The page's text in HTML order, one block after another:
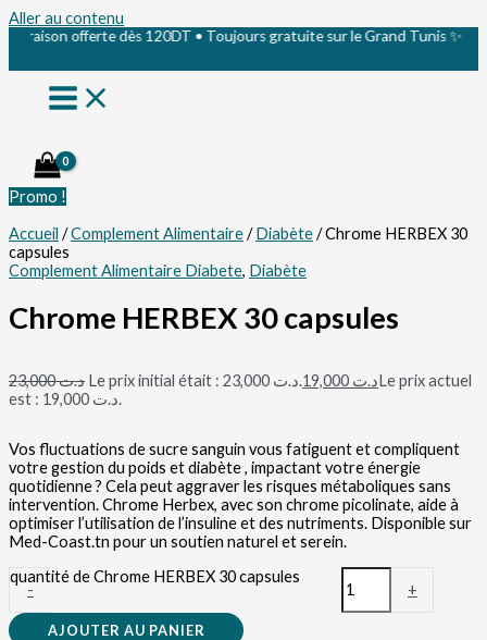
Aller au contenu
offerte dès 120DT • Toujours gratuite sur le Grand Tunis ✨
Promo !
Accueil /Complement Alimentaire/Diabète/ Chrome HERBEX 30
capsules
Complement Alimentaire Diabete, Diabète
Chrome HERBEX 30 capsules
د.ت23,000 Le prix initial était : د.ت 23,000. د.تLe prix actuel
est : د.ت 19,000.
Vos fluctuations de sucre sanguin vous fatiguent et compliquent
votre gestion du poids et diabète , impactant votre énergie
quotidienne ? Cela peut aggraver les risques métaboliques sans
intervention. Chrome Herbex, avec son chrome picolinate, aide à
optimiser l’utilisation de l’insuline et des nutriments. Disponible sur
Med-Coast.tn pour un soutien naturel et serein.
-
quantité de Chrome HERBEX 30 capsules
+
AJOUTER AU PANIER